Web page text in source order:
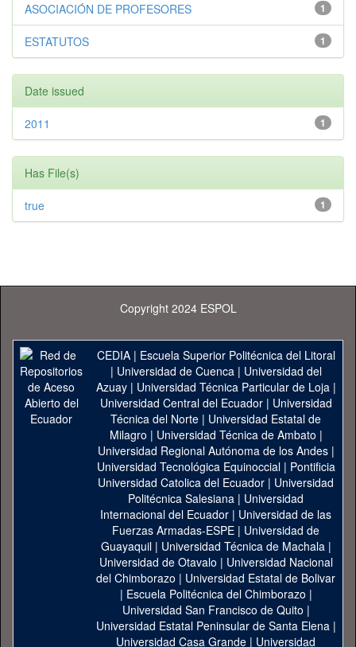
1
ASOCIACIÓN DE PROFESORES
1
ESTATUTOS
Date issued
1
2011
Has File(s)
1
true
Copyright 2024 ESPOL
CEDIA| Escuela Superior Politécnica del Litoral
| Universidad de Cuenca| Universidad del
Azuay| Universidad Técnica Particular de Loja|
Universidad Central del Ecuador| Universidad
Técnica del Norte | Universidad Estatal de
Milagro | Universidad Técnica de Ambato |
Universidad Regional Autónoma de los Andes|
Universidad Tecnológica Equinoccial| Pontificia
Universidad Catolica del Ecuador | Universidad
Politécnica Salesiana | Universidad
Internacional del Ecuador | Universidad de las
Fuerzas Armadas-ESPE | Universidad de
Guayaquil| Universidad Técnica de Machala|
Universidad de Otavalo | Universidad Nacional
del Chimborazo | Universidad Estatal de Bolivar
| Escuela Politécnica del Chimborazo |
Universidad San Francisco de Quito |
Universidad Estatal Peninsular de Santa Elena|
Universidad Casa Grande | Universidad